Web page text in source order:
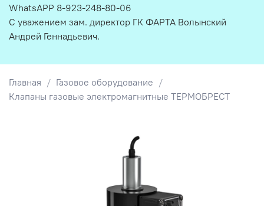
Главная
Газовое оборудование
Клапаны газовые электромагнитные ТЕРМОБРЕСТ
WhatsAPP 8-923-248-80-06
С уважением зам. директор ГК ФАРТА Волынский
Андрей Геннадьевич.